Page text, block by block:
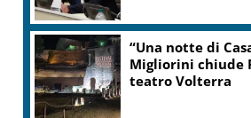
Europei Tuffi,
pokerissimo: 5 ori